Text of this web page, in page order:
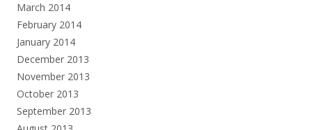
March 2014
February 2014
January 2014
December 2013
November 2013
October 2013
September 2013